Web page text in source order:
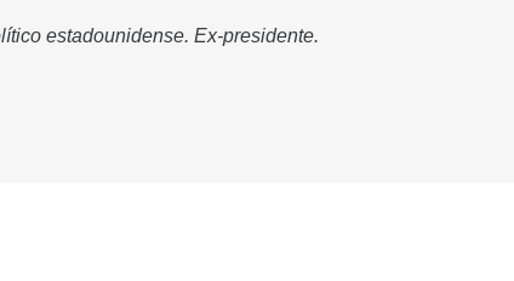
estadounidense. Ex-presidente.